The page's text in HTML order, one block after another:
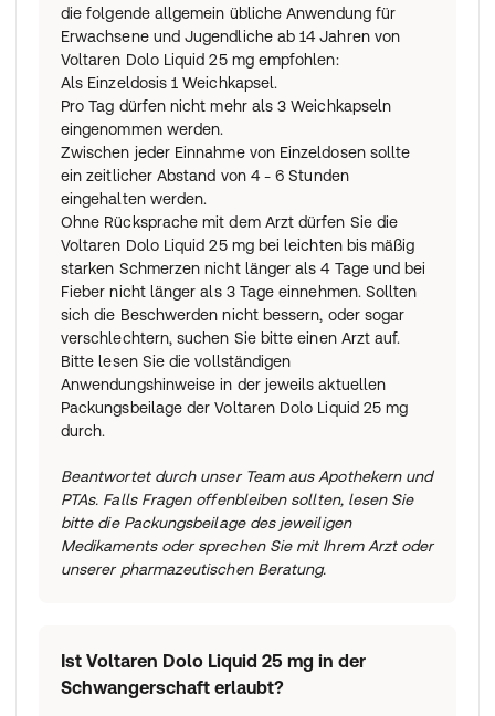
die folgende allgemein übliche Anwendung für
Erwachsene und Jugendliche ab 14 Jahren von
Voltaren Dolo Liquid 25 mg empfohlen:
Als Einzeldosis 1 Weichkapsel.
Pro Tag dürfen nicht mehr als 3 Weichkapseln
eingenommen werden.
Zwischen jeder Einnahme von Einzeldosen sollte
ein zeitlicher Abstand von 4 - 6 Stunden
eingehalten werden.
Ohne Rücksprache mit dem Arzt dürfen Sie die
Voltaren Dolo Liquid 25 mg bei leichten bis mäßig
starken Schmerzen nicht länger als 4 Tage und bei
Fieber nicht länger als 3 Tage einnehmen. Sollten
sich die Beschwerden nicht bessern, oder sogar
verschlechtern, suchen Sie bitte einen Arzt auf.
Bitte lesen Sie die vollständigen
Anwendungshinweise in der jeweils aktuellen
Packungsbeilage der Voltaren Dolo Liquid 25 mg
durch.
Beantwortet durch unser Team aus Apothekern und
PTAs. Falls Fragen offenbleiben sollten, lesen Sie
bitte die Packungsbeilage des jeweiligen
Medikaments oder sprechen Sie mit Ihrem Arzt oder
unserer pharmazeutischen Beratung.
Ist Voltaren Dolo Liquid 25 mg in der
Schwangerschaft erlaubt?